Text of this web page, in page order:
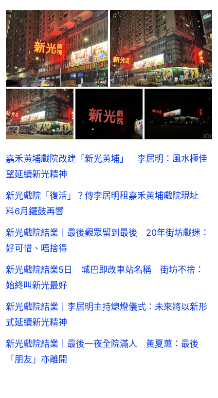
嘉禾黃埔戲院改建「新光黃埔」 李居明：風水極佳
望延續新光精神
新光戲院「復活」？傳李居明租嘉禾黃埔戲院現址
料6月鑼鼓再響
新光戲院結業｜最後觀眾留到最後 20年街坊戲迷：
好可惜、唔捨得
新光戲院結業5日 城巴即改車站名稱 街坊不捨：
始終叫新光最好
新光戲院結業｜李居明主持熄燈儀式：未來將以新形
式延續新光精神
新光戲院結業｜最後一夜全院滿人 黃夏蕙：最後
「朋友」亦離開